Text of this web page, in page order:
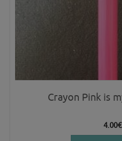
Crayon Pink is
4.00€